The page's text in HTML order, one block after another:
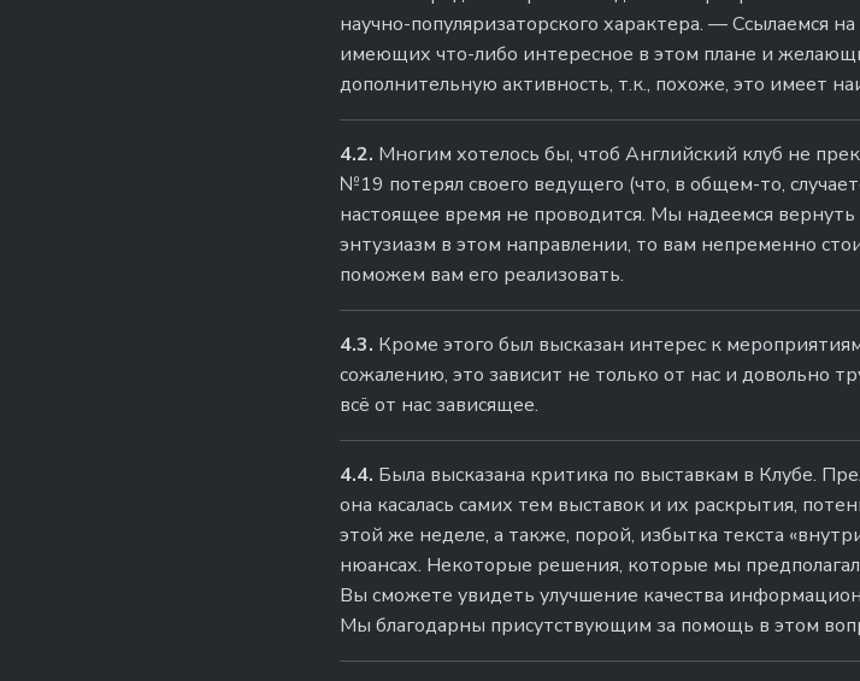
научно-популяризаторского характера. — Ссылаемся
имеющих что-либо интересное в этом плане и
дополнительную активность, т.к., похоже, это имеет
4.2. Многим хотелось бы, чтоб Английский клуб не
№19 потерял своего ведущего (что, в общем-то,
настоящее время не проводится. Мы надеемся вернуть
энтузиазм в этом направлении, то вам непременно
поможем вам его реализовать.
4.3. Кроме этого был высказан интерес к
сожалению, это зависит не только от нас и довольно
всё от нас зависящее.
4.4. Была высказана критика по выставкам в Клубе.
она касалась самих тем выставок и их раскрытия,
этой же неделе, а также, порой, избытка текста
нюансах. Некоторые решения, которые мы
Вы сможете увидеть улучшение качества
Мы благодарны присутствующим за помощь в этом